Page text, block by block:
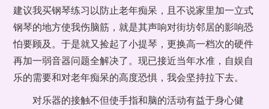
建议我买钢琴练习以防止老年痴呆，且不说家里加一立式
钢琴的地方使我伤脑筋，就是其声响对街坊邻居的影响恐
怕要顾及。于是就又捡起了小提琴，更换高一档次的硬件
再加一弱音器问题全解决了。现已接近当年水准，自娱自
乐的需要和对老年痴呆的高度恐惧，我会坚持拉下去。
对乐器的接触不但使手指和脑的活动有益于身心健